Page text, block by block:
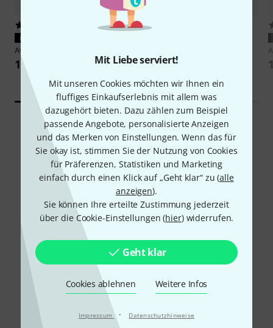
Mit Liebe serviert!
Mit unseren Cookies möchten wir Ihnen ein
fluffiges Einkaufserlebnis mit allem was
dazugehört bieten. Dazu zählen zum Beispiel
passende Angebote, personalisierte Anzeigen
und das Merken von Einstellungen. Wenn das für
Sie okay ist, stimmen Sie der Nutzung von Cookies
für Präferenzen, Statistiken und Marketing
einfach durch einen Klick auf „Geht klar“ zu (alle
anzeigen).
Sie können Ihre erteilte Zustimmung jederzeit
über die Cookie-Einstellungen (hier) widerrufen.
Geht klar
Cookies ablehnen Weitere Infos
Impressum · Datenschutzhinweise
PASST GARANTIERT
Avid
159 € 159 €
Schon gewusst?
Alle Downloads